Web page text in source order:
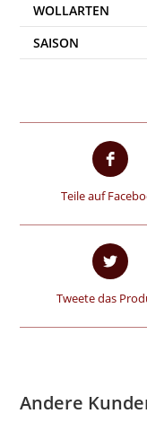
WOLLARTEN
SAISON
Teile auf
Tweete das
Andere